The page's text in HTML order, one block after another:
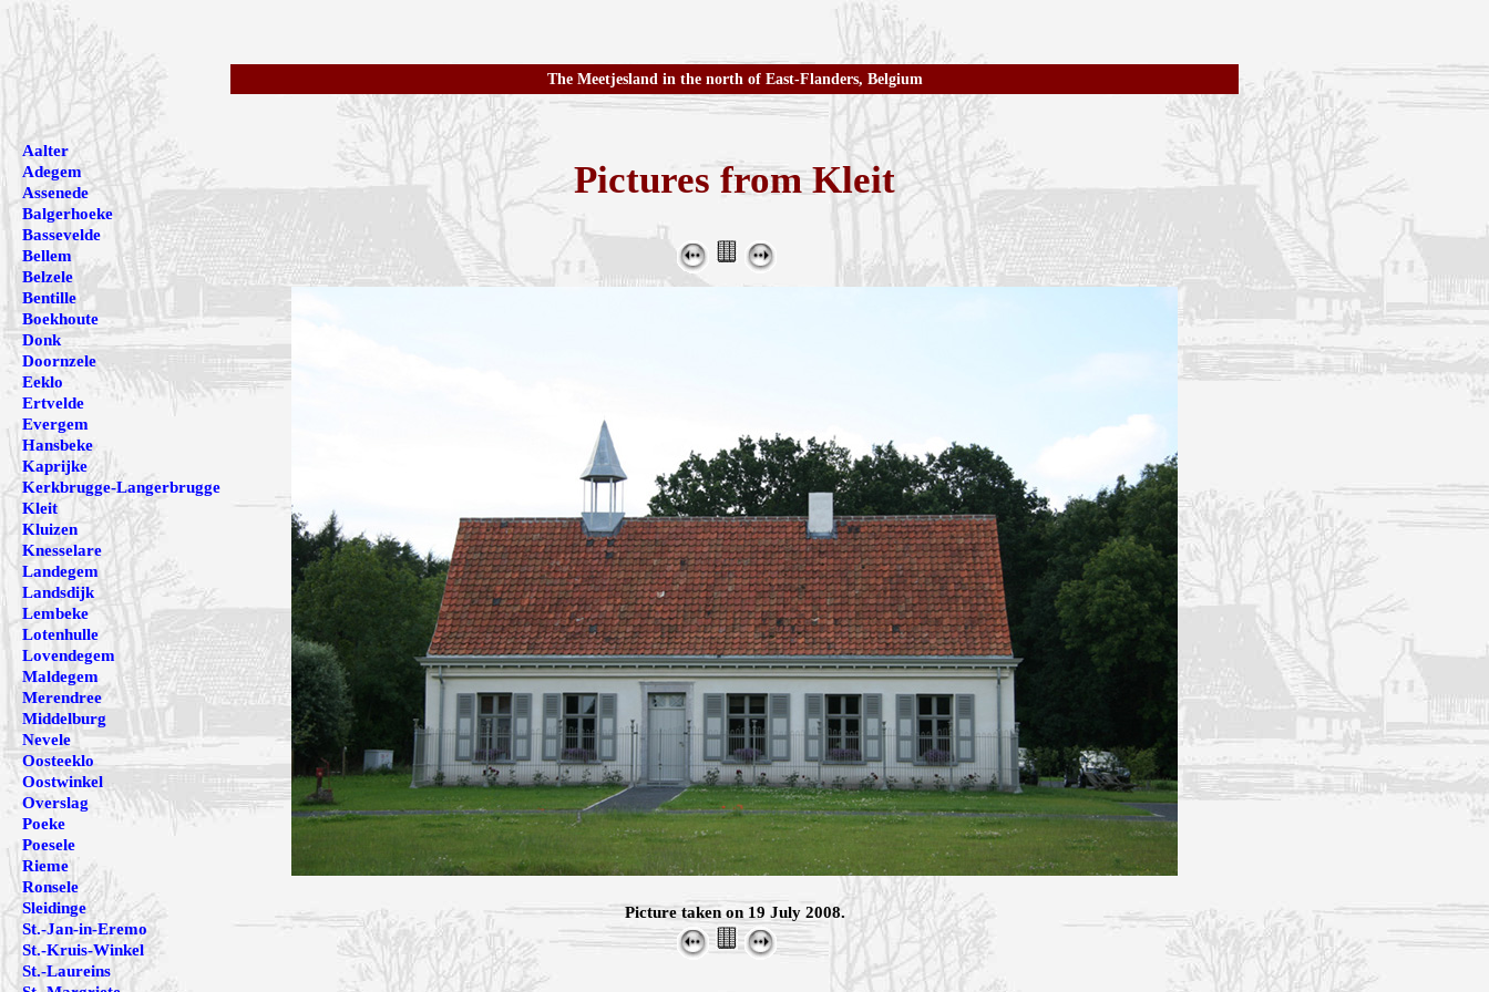
The Meetjesland in the north of East-Flanders, Belgium
Pictures from Kleit
Picture taken on 19 July 2008.
Aalter
Adegem
Assenede
Balgerhoeke
Bassevelde
Bellem
Belzele
Bentille
Boekhoute
Donk
Doornzele
Eeklo
Ertvelde
Evergem
Hansbeke
Kaprijke
Kerkbrugge-Langerbrugge
Kleit
Kluizen
Knesselare
Landegem
Landsdijk
Lembeke
Lotenhulle
Lovendegem
Maldegem
Merendree
Middelburg
Nevele
Oosteeklo
Oostwinkel
Overslag
Poeke
Poesele
Rieme
Ronsele
Sleidinge
St.-Jan-in-Eremo
St.-Kruis-Winkel
St.-Laureins